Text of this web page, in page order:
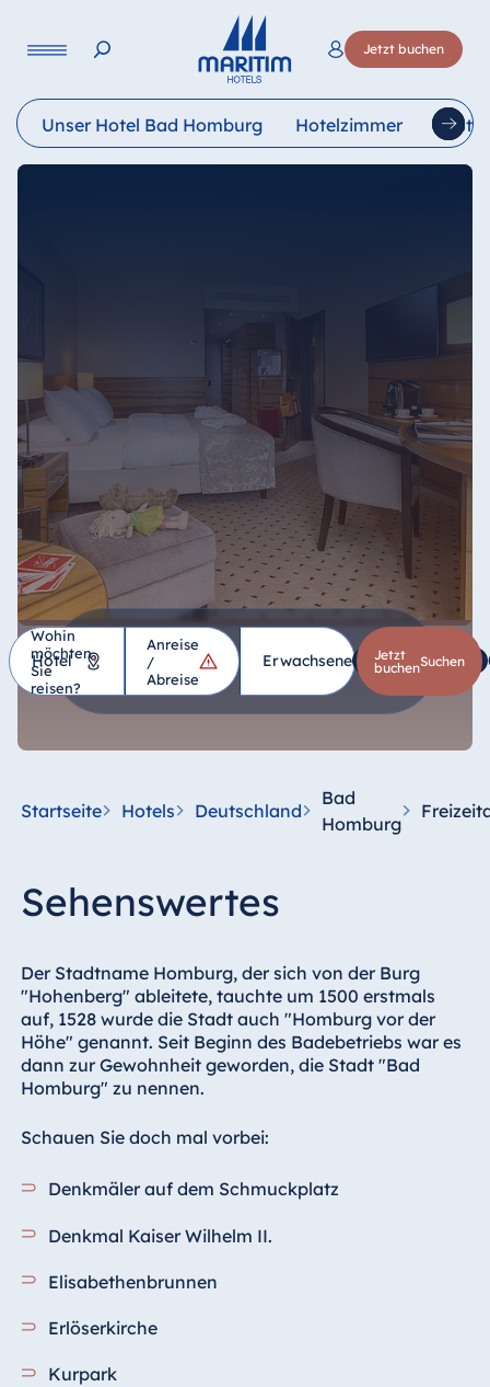
Jetzt buchen
Unser Hotel Bad Homburg Hotelzimmer
Wohin
möchten
Sie
reisen?
*
Hotel
Hotel Bad
Wildungen
Hotel Bonn
Hotel Bremen
Hotel Darmstadt
Hotel Dresden
Hotel Düsseldorf
Hotel am
Fulda
Airport Hotel
Hotel Ingolstadt
Hotel Bellevue
Anreise
/
Abreise
Erwachsene 1 Kinder
Jetzt
buchen suchen
Startseite Hotels Deutschland
Bad
Homburg
Sehenswertes
Der Stadtname Homburg, der sich von der Burg
"Hohenberg" ableitete, tauchte um 1500 erstmals
auf, 1528 wurde die Stadt auch "Homburg vor der
Höhe" genannt. Seit Beginn des Badebetriebs war es
dann zur Gewohnheit geworden, die Stadt "Bad
Homburg" zu nennen.
Schauen Sie doch mal vorbei:
Denkmäler auf dem Schmuckplatz
Denkmal Kaiser Wilhelm II.
Elisabethenbrunnen
Erlöserkirche
Kurpark